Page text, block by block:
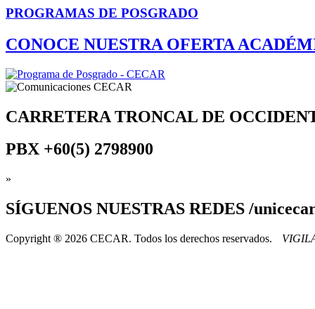
PROGRAMAS DE POSGRADO
CONOCE NUESTRA OFERTA
CARRETERA TRONCAL DE
PBX +60(5) 2798900
»
SÍGUENOS NUESTRAS REDES /
Copyright ® 2026 CECAR. Todos los derechos reservados.